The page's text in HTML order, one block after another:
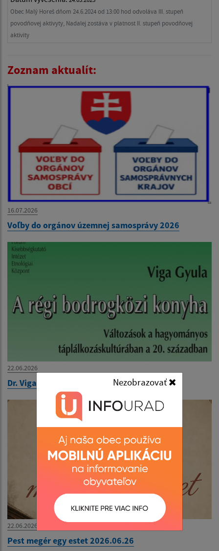
Obec Malý Horeš dňom 24.6.2024 od 13:00 hod odvoláva III. stupeň
povodňovej aktivyty, Nadalej zostáva v platnost II. stupeň povodňovej
aktivity
Zoznam aktualít:
16.07.2026
Voľby do orgánov územnej samosprávy 2026
22.06.2026
Dr. Viga Gyula könyvbemutatója 2026.06.26
22.06.2026
Pest megér egy estet 2026.06.26
Nezobrazovať